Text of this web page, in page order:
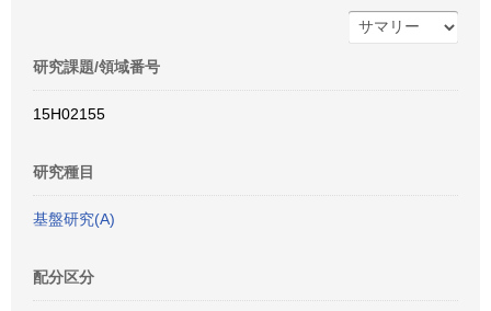
研究課題/領域番号
15H02155
研究種目
基盤研究(A)
配分区分